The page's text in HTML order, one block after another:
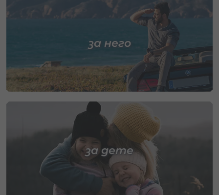
за него
за дете